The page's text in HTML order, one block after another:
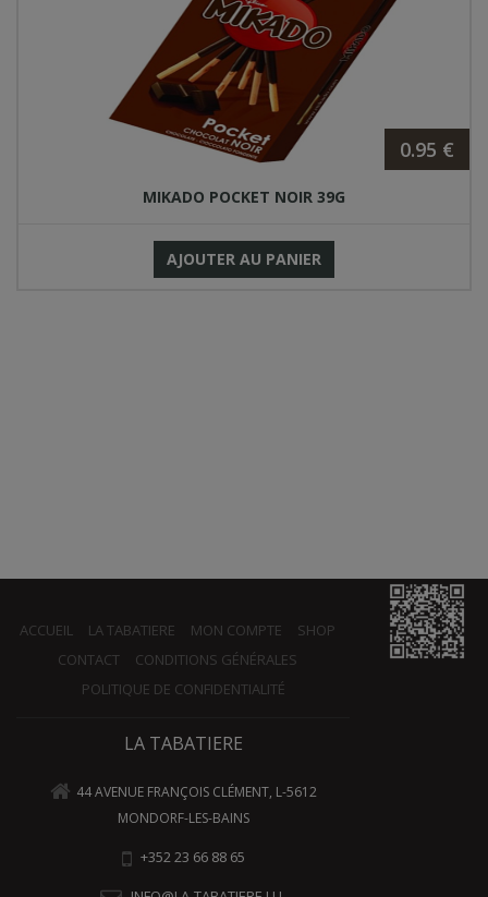
0.95 €
MIKADO POCKET NOIR 39G
AJOUTER AU PANIER
ACCUEIL LA TABATIERE MON COMPTE
SHOP
CONTACT
CONDITIONS GÉNÉRALES
POLITIQUE DE CONFIDENTIALITÉ
LA TABATIERE
44 AVENUE FRANÇOIS CLÉMENT, L-5612
MONDORF-LES-BAINS
+352 23 66 88 65